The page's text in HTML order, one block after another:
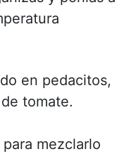
en pedacitos,
tomate.
mezclarlo